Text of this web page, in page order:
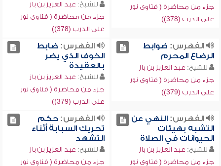
جزء من محاضرة ( فتاوى نور
على الدرب (378))
للشيخ: عبد العزيز بن باز
جزء من محاضرة ( فتاوى نور
على الدرب (378))
الفهرس: ضوابط
الرضاع المحرم
للشيخ: عبد العزيز بن باز
جزء من محاضرة ( فتاوى نور
على الدرب (379))
الفهرس: ضابط
الخوف الذي يضر
بالعقيدة
للشيخ: عبد العزيز بن باز
جزء من محاضرة ( فتاوى نور
على الدرب (379))
الفهرس:النهي عن
التشبه بهيئات
الحيوانات في الصلاة
للشيخ: عبد العزيز بن باز
جزء من محاضرة ( فتاوى نور
الفهرس:حكم
تحريك السبابة أثناء
التشهد
للشيخ: عبد العزيز بن باز
جزء من محاضرة ( فتاوى نور